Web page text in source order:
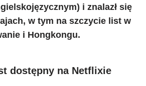
i znalazł się
w tym na szczycie list w
i Hongkongu.
dostępny na Netflixie